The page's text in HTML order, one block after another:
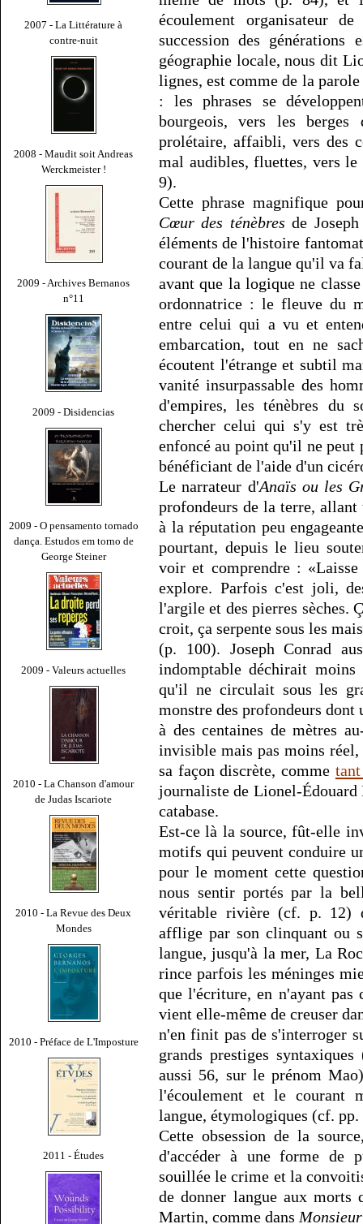
2007 - La Littérature à
contre-nuit
2008 - Maudit soit Andreas
Werckmeister !
2009 - Archives Bernanos
n°11
2009 - Disidencias
2009 - O pensamento tornado
dança. Estudos em torno de
George Steiner
2009 - Valeurs actuelles
2010 - La Chanson d'amour
de Judas Iscariote
2010 - La Revue des Deux
Mondes
2010 - Préface de L'Imposture
2011 - Études
écoulement organisateur
succession des
géographie locale, nous dit
lignes, est comme de la
: les phrases se
bourgeois, vers les
prolétaire, affaibli, vers des
mal audibles, fluettes, vers
9).
Cette phrase magnifique
Cœur des ténèbres de
éléments de l'histoire
courant de la langue qu'il va
avant que la logique ne
ordonnatrice : le fleuve du
entre celui qui a vu et
embarcation, tout en ne
écoutent l'étrange et subtil
vanité insurpassable des
d'empires, les ténèbres du
chercher celui qui s'y est
enfoncé au point qu'il ne
bénéficiant de l'aide d'un
Le narrateur d'Anaïs ou les
profondeurs de la terre,
à la réputation peu
pourtant, depuis le lieu
voir et comprendre :
explore. Parfois c'est joli,
l'argile et des pierres sèches.
croit, ça serpente sous les
(p. 100). Joseph Conrad
indomptable déchirait
qu'il ne circulait sous les
monstre des profondeurs
à des centaines de mètres
invisible mais pas moins
sa façon discrète, comme
journaliste de Lionel-
catabase.
Est-ce là la source, fût-elle
motifs qui peuvent conduire
pour le moment cette
nous sentir portés par la
véritable rivière (cf. p. 12)
afflige par son clinquant ou
langue, jusqu'à la mer, La
rince parfois les méninges
que l'écriture, en n'ayant
vient elle-même de creuser
n'en finit pas de s'interroger
grands prestiges
aussi 56, sur le prénom
l'écoulement et le courant
langue, étymologiques (cf. pp.
Cette obsession de la
d'accéder à une forme de
souillée le crime et la
de donner langue aux morts
Martin, comme dans